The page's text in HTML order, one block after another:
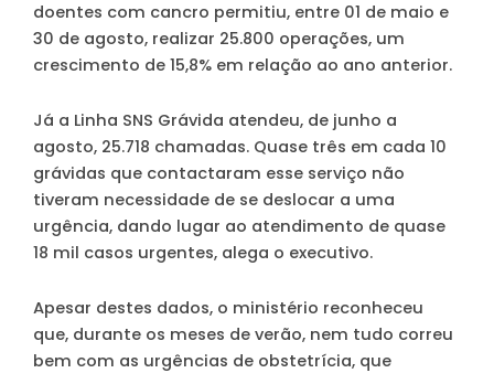
doentes com cancro permitiu, entre 01 de maio e
30 de agosto, realizar 25.800 operações, um
crescimento de 15,8% em relação ao ano anterior.
Já a Linha SNS Grávida atendeu, de junho a
agosto, 25.718 chamadas. Quase três em cada 10
grávidas que contactaram esse serviço não
tiveram necessidade de se deslocar a uma
urgência, dando lugar ao atendimento de quase
18 mil casos urgentes, alega o executivo.
Apesar destes dados, o ministério reconheceu
que, durante os meses de verão, nem tudo correu
bem com as urgências de obstetrícia, que